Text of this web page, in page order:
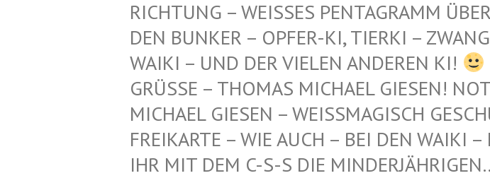
NG – WEISSES PENTAGRAMM ÜBER DER
KER – OPFER-KI, TIERKI –
UND DER VIELEN ANDEREN KI!
GRÜSSE – THOMAS MICHAEL GIESEN!
ICHAEL GIESEN – WEISSMAGISCH
EIKARTE – WIE AUCH – BEI DEN WAIKI –
R MIT DEM C-S-S DIE MINDERJÄHRIGEN…